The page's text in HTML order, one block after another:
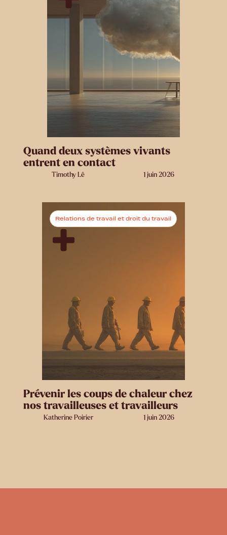
Quand deux systèmes vivants
entrent en contact
Timothy Lê 1 juin 2026
Relations de travail et droit du travail
Prévenir les coups de chaleur chez
nos travailleuses et travailleurs
Katherine Poirier 1 juin 2026